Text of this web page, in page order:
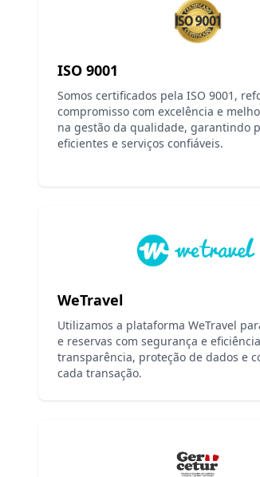
ISO 9001
Somos certificados pela ISO 9001,
compromisso com excelência e
na gestão da qualidade, garantindo
eficientes e serviços confiáveis.
WeTravel
Utilizamos a plataforma WeTravel
e reservas com segurança e
transparência, proteção de dados e
cada transação.